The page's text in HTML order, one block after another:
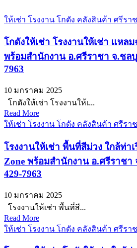
ให้เช่า โรงงาน โกดัง คลังสินค้า ศรีรา
โกดังให้เช่า โรงงานให้เช่า แหลม
พร้อมสำนักงาน อ.ศรีราชา จ.ชลบุ
7963
10 มกราคม 2025
โกดังให้เช่า โรงงานให้เ...
Read More
ให้เช่า โรงงาน โกดัง คลังสินค้า ศรีรา
โรงงานให้เช่า พื้นที่สีม่วง ใกล้ท่า
Zone พร้อมสำนักงาน อ.ศรีราชา
429-7963
10 มกราคม 2025
โรงงานให้เช่า พื้นที่สี...
Read More
ให้เช่า โรงงาน โกดัง คลังสินค้า ศรีรา